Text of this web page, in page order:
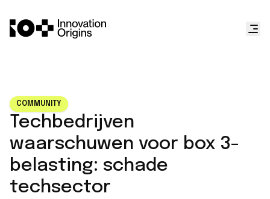
COMMUNITY
Techbedrijven
waarschuwen voor box 3-
belasting: schade
techsector